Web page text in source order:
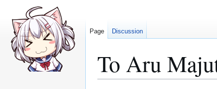
To Aru
Page Discussion